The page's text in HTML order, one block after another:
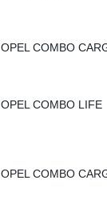
OPEL COMBO
OPEL COMBO LIFE
OPEL COMBO